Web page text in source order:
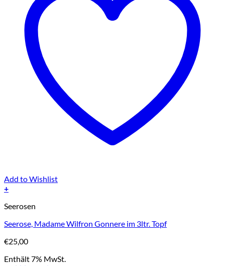
Add to Wishlist
+
Seerosen
Seerose, Madame Wilfron Gonnere im 3ltr. Topf
€25,00
Enthält 7% MwSt.